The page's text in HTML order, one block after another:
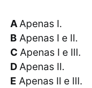
AApenas I.
B Apenas I e II.
C Apenas I e III.
D Apenas II.
E Apenas II e III.